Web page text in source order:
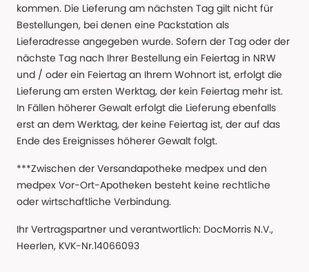
kommen. Die Lieferung am nächsten Tag gilt nicht für
Bestellungen, bei denen eine Packstation als
Lieferadresse angegeben wurde. Sofern der Tag oder der
nächste Tag nach Ihrer Bestellung ein Feiertag in NRW
und / oder ein Feiertag an Ihrem Wohnort ist, erfolgt die
Lieferung am ersten Werktag, der kein Feiertag mehr ist.
In Fällen höherer Gewalt erfolgt die Lieferung ebenfalls
erst an dem Werktag, der keine Feiertag ist, der auf das
Ende des Ereignisses höherer Gewalt folgt.
***Zwischen der Versandapotheke medpex und den
medpex Vor-Ort-Apotheken besteht keine rechtliche
oder wirtschaftliche Verbindung.
Ihr Vertragspartner und verantwortlich: DocMorris N.V.,
Heerlen, KVK-Nr.14066093